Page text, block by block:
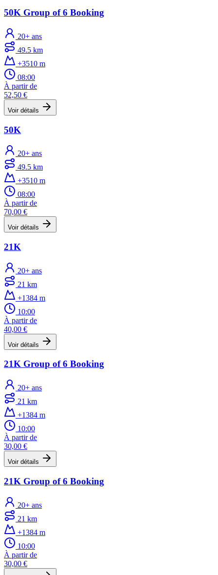
50K Group of 6 Booking
20+ ans
49.5 km
+3510 m
08:00
À partir de
52,50 €
Voir détails
50K
20+ ans
49.5 km
+3510 m
08:00
À partir de
70,00 €
Voir détails
21K
20+ ans
21 km
+1384 m
10:00
À partir de
40,00 €
Voir détails
21K Group of 6 Booking
20+ ans
21 km
+1384 m
10:00
À partir de
30,00 €
Voir détails
21K Group of 6 Booking
20+ ans
21 km
+1384 m
10:00
À partir de
30,00 €